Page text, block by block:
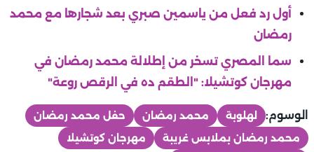
أول رد فعل من ياسمين صبري بعد شجارها مع محمد
رمضان
سما المصري تسخر من إطلالة محمد رمضان في
مهرجان كوتشيلا: "الطقم ده في الرقص روعة"
الوسوم: لهلوبة محمد رمضان
حفل محمد رمضان
محمد رمضان بملابس غريبة
مهرجان كوتشيلا